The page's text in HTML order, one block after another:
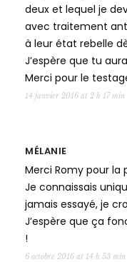
deux et lequel je
avec traitement
à leur état rebelle
J’espère que tu
Merci pour le
14 janvier 2016 at 2 h 17 min
MÉLANIE
Merci Romy pour
Je connaissais
jamais essayé, je
J’espère que ça
!
6 octobre 2016 at 14 h 53 min